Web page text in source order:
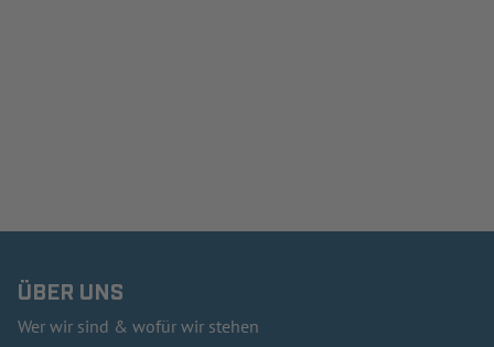
ÜBER UNS
Wer wir sind & wofür wir stehen